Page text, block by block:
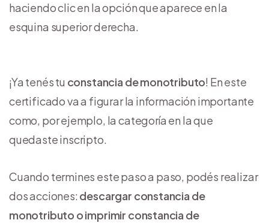
haciendo clic en la opción que aparece en la
esquina superior derecha.
¡Ya tenés tu constancia de monotributo! En este
certificado va a figurar la información importante
como, por ejemplo, la categoría en la que
quedaste inscripto.
Cuando termines este paso a paso, podés realizar
dos acciones: descargar constancia de
monotributo o imprimir constancia de